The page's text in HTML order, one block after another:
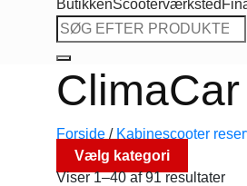
ButikkenScooterværksted
Søg
efter:
Forside / Kabinescooter
Vælg kategori
Viser 1–40 af 91 resultater